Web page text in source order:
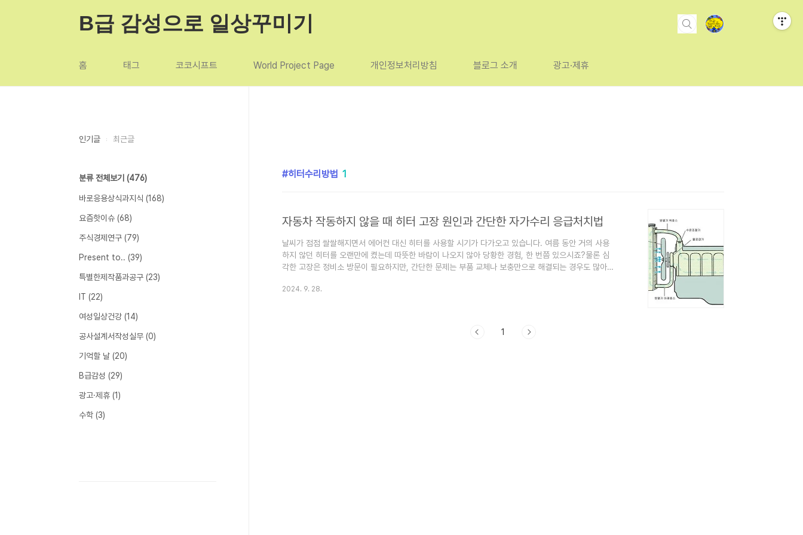
B급 감성으로 일상꾸미기
홈 태그 코코시프트 World Project Page 개인정보처리방침 블로그 소개 광고·제휴
히터수리방법 1
자동차 작동하지 않을 때 히터 고장 원인과 간단한 자가수리 응급처치법
날씨가 점점 쌀쌀해지면서 에어컨 대신 히터를 사용할 시기가 다가오고 있습니다. 여름 동안 거의 사용
하지 않던 히터를 오랜만에 켰는데 따뜻한 바람이 나오지 않아 당황한 경험, 한 번쯤 있으시죠?물론 심
각한 고장은 정비소 방문이 필요하지만, 간단한 문제는 부품 교체나 보충만으로 해결되는 경우도 많아
간단한 자가 수리 방법을 정리했습니다. 1. 자동차 히터 고장이란?자동차 히터는 엔진에서 발생하는 열
2024. 9. 28.
1
인기글 최근글
분류 전체보기 (476)
바로응용상식과지식 (168)
요즘핫이슈 (68)
주식경제연구 (79)
Present to.. (39)
특별한제작품과공구 (23)
IT (22)
여성일상건강 (14)
공사설계서작성실무 (0)
기억할 날 (20)
B급감성 (29)
광고·제휴 (1)
수학 (3)